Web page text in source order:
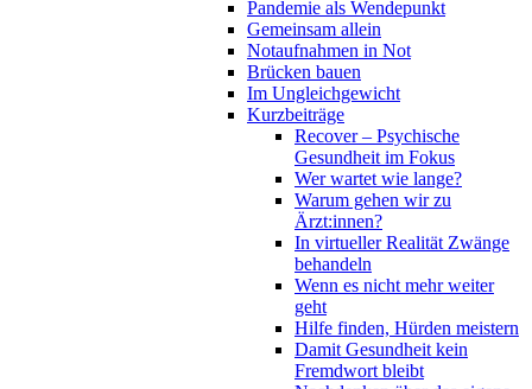
Pandemie als Wendepunkt
Gemeinsam allein
Notaufnahmen in Not
Brücken bauen
Im Ungleichgewicht
Kurzbeiträge
Recover – Psychische
Gesundheit im Fokus
Wer wartet wie lange?
Warum gehen wir zu
Ärzt:innen?
In virtueller Realität Zwänge
behandeln
Wenn es nicht mehr weiter
geht
Hilfe finden, Hürden meistern
Damit Gesundheit kein
Fremdwort bleibt